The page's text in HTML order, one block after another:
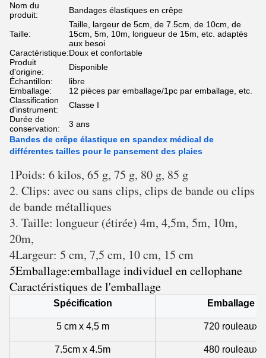
Nom du
produit:
Bandages élastiques en crêpe
Taille:
Taille, largeur de 5cm, de 7.5cm, de 10cm, de
15cm, 5m, 10m, longueur de 15m, etc. adaptés
aux besoi
Caractéristique:Doux et confortable
Produit
d'origine:
Disponible
Échantillon:
libre
Emballage:
12 pièces par emballage/1pc par emballage, etc.
Classification
d'instrument:
Classe I
Durée de
conservation:
3 ans
Bandes de crêpe élastique en spandex médical de
différentes tailles pour le pansement des plaies
1Poids: 6 kilos, 65 g, 75 g, 80 g, 85 g
2. Clips: avec ou sans clips, clips de bande ou clips
de bande métalliques
3. Taille: longueur (étirée) 4m, 4,5m, 5m, 10m,
20m,
4Largeur: 5 cm, 7,5 cm, 10 cm, 15 cm
5Emballage:emballage individuel en cellophane
Caractéristiques de l'emballage
Spécification Emballage
5 cm x 4,5 m 720 rouleaux
7.5cm x 4.5m 480 rouleaux